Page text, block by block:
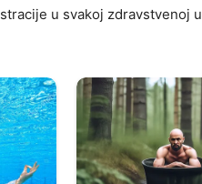
u svakoj zdravstvenoj